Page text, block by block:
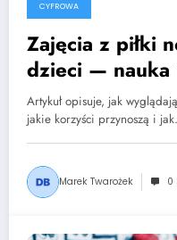
CYFROWA
Zajęcia z piłki
dzieci — nauka
Artykuł opisuje, jak
jakie korzyści przynoszą i
Marek Twarożek 0